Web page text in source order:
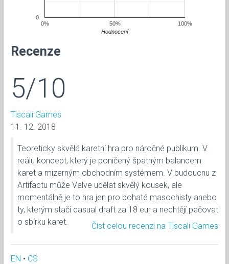
0% 50% 100%
0
Hodnocení
Recenze
5/10
Tiscali Games
11. 12. 2018
Teoreticky skvělá karetní hra pro náročné publikum. V
reálu koncept, který je poničený špatným balancem
karet a mizerným obchodním systémem. V budoucnu z
Artifactu může Valve udělat skvělý kousek, ale
momentálně je to hra jen pro bohaté masochisty anebo
ty, kterým stačí casual draft za 18 eur a nechtějí pečovat
o sbírku karet.
Číst celou recenzi na Tiscali Games
EN • CS